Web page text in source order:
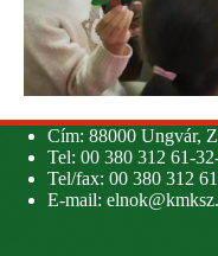
Cím: 88000 Ungvár,
Tel: 00 380 312 61-
Tel/fax: 00 380 312
E-mail: